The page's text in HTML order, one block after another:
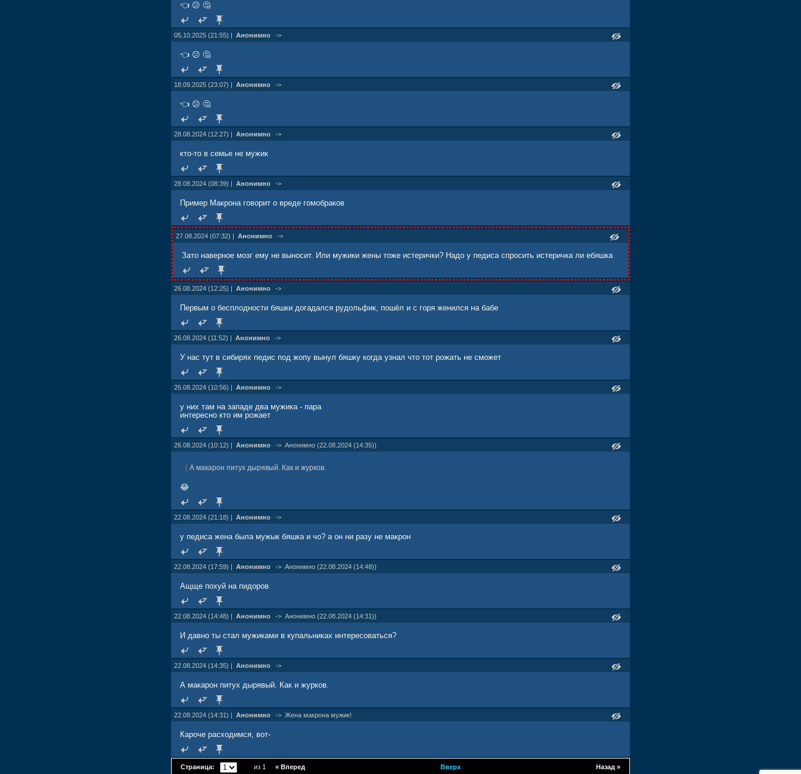
👈 😕 🤔
05.10.2025 (21:55) | Анонимно ->
👈 😕 🤔
18.09.2025 (23:07) | Анонимно ->
👈 😕 🤔
28.08.2024 (12:27) | Анонимно ->
кто-то в семье не мужик
28.08.2024 (08:39) | Анонимно ->
Пример Макрона говорит о вреде гомобраков
27.08.2024 (07:32) | Анонимно ->
Зато наверное мозг ему не выносит. Или мужики жены тоже истерички? Надо у педиса спросить истеричка ли ебяшка
26.08.2024 (12:25) | Анонимно ->
Первым о бесплодности бяшки догадался рудольфик, пошёл и с горя женился на бабе
26.08.2024 (11:52) | Анонимно ->
У нас тут в сибирях педис под жопу вынул бяшку когда узнал что тот рожать не сможет
26.08.2024 (10:56) | Анонимно ->
у них там на западе два мужика - пара
интересно кто им рожает
26.08.2024 (10:12) | Анонимно -> Анонимно (22.08.2024 (14:35))
А макарон питух дырявый. Как и журков.
😂
22.08.2024 (21:18) | Анонимно ->
у педиса жена была мужык бяшка и чо? а он ни разу не макрон
22.08.2024 (17:59) | Анонимно -> Анонимно (22.08.2024 (14:48))
Ащще похуй на пидоров
22.08.2024 (14:48) | Анонимно -> Анонимно (22.08.2024 (14:31))
И давно ты стал мужиками в купальниках интересоваться?
22.08.2024 (14:35) | Анонимно ->
А макарон питух дырявый. Как и журков.
22.08.2024 (14:31) | Анонимно -> Жена макрона мужик!
Кароче расходимся, вот-
Страница: из 1 Назад »
« Вперед Вверх